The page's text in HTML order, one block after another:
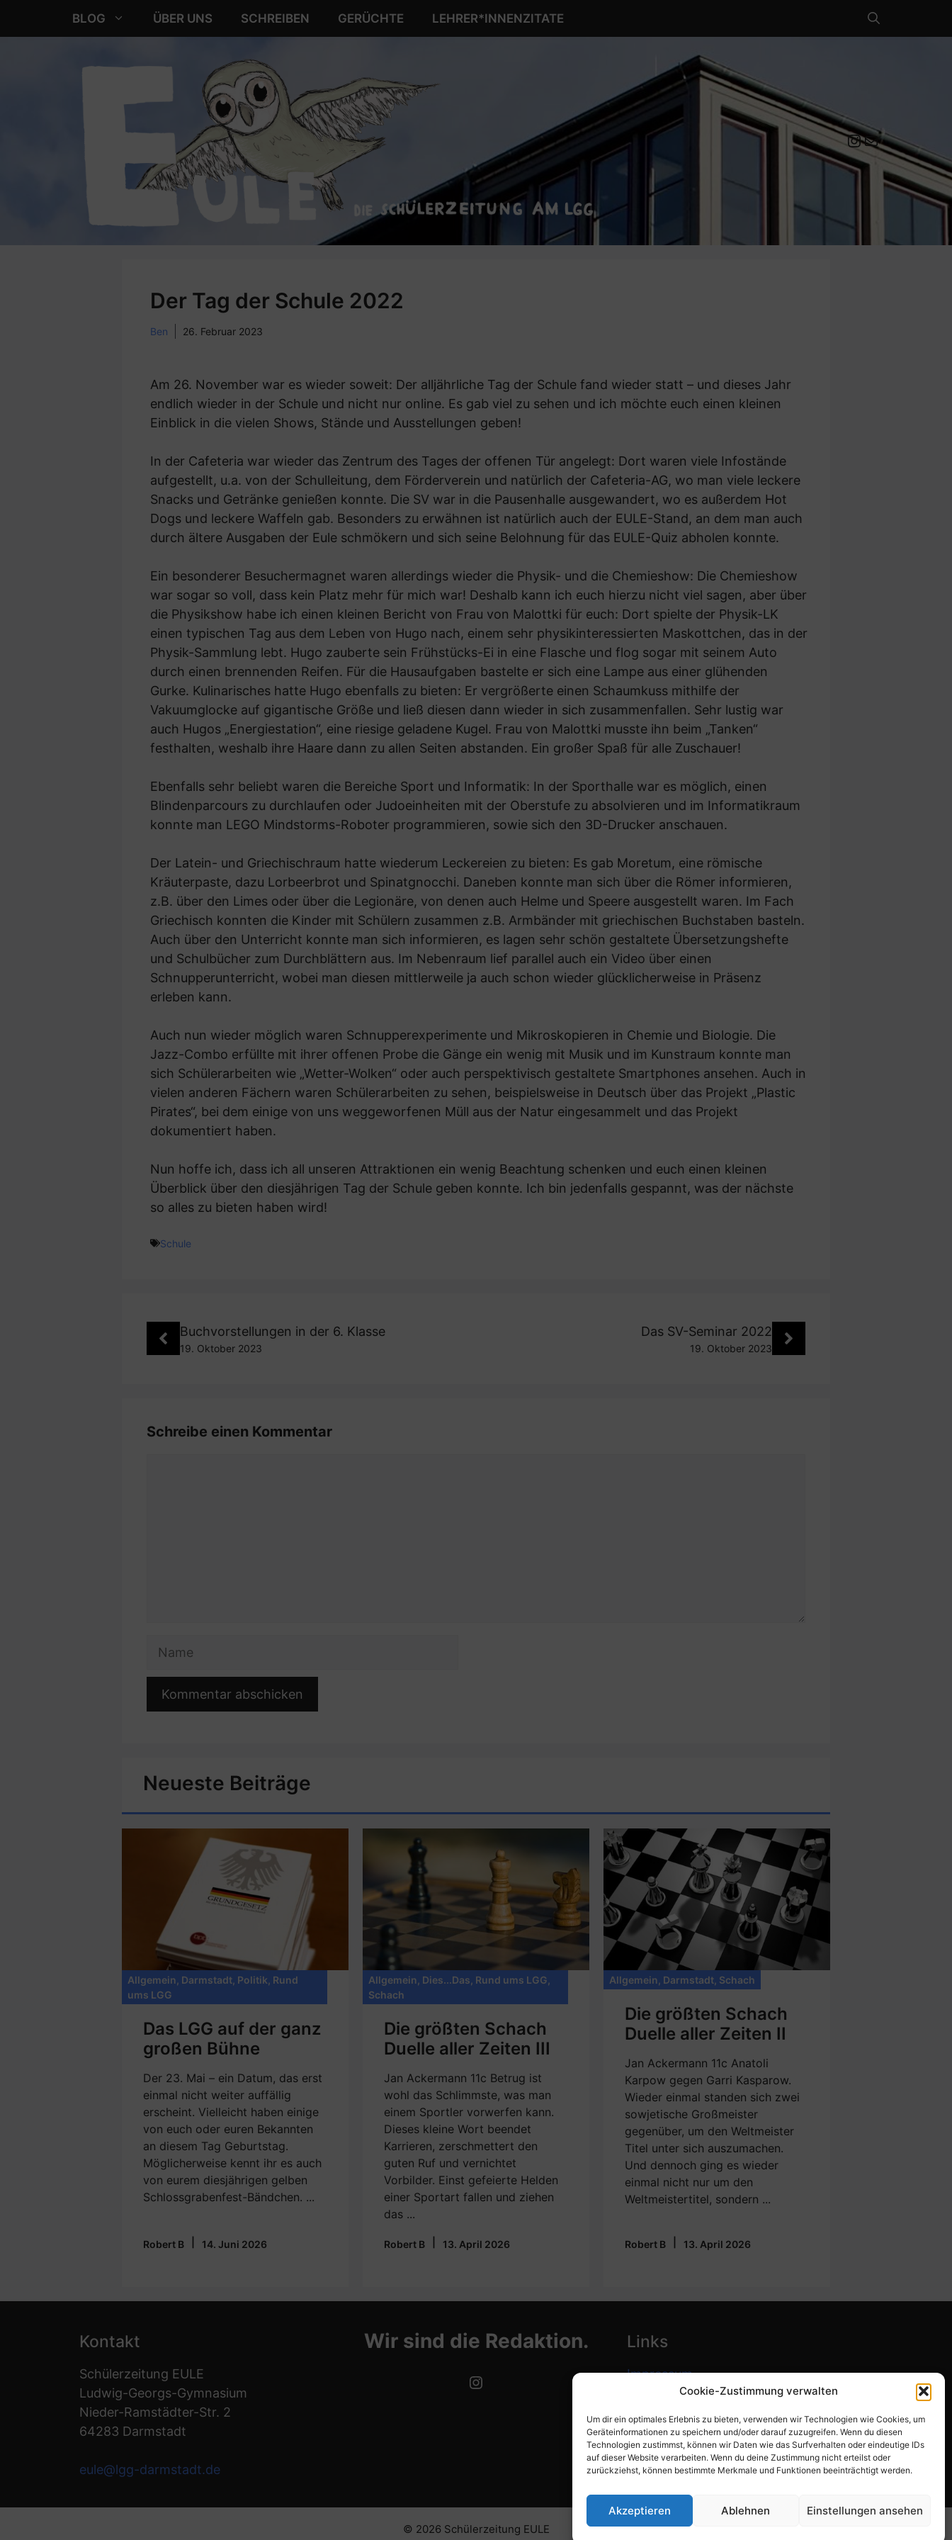
Cookie-Zustimmung verwalten
Um dir ein optimales Erlebnis zu bieten, verwenden wir Technologien wie Cookies, um
Geräteinformationen zu speichern und/oder darauf zuzugreifen. Wenn du diesen
Technologien zustimmst, können wir Daten wie das Surfverhalten oder eindeutige IDs
auf dieser Website verarbeiten. Wenn du deine Zustimmung nicht erteilst oder
zurückziehst, können bestimmte Merkmale und Funktionen beeinträchtigt werden.
Akzeptieren Ablehnen Einstellungen ansehen
BLOG ÜBER UNS SCHREIBEN GERÜCHTE LEHRER*INNENZITATE
Instagram
Mail an die EULE Redaktion
Der Tag der Schule 2022
Ben 26. Februar 2023
Am 26. November war es wieder soweit: Der alljährliche Tag der Schule fand wieder statt – und dieses Jahr
endlich wieder in der Schule und nicht nur online. Es gab viel zu sehen und ich möchte euch einen kleinen
Einblick in die vielen Shows, Stände und Ausstellungen geben!
In der Cafeteria war wieder das Zentrum des Tages der offenen Tür angelegt: Dort waren viele Infostände
aufgestellt, u.a. von der Schulleitung, dem Förderverein und natürlich der Cafeteria-AG, wo man viele leckere
Snacks und Getränke genießen konnte. Die SV war in die Pausenhalle ausgewandert, wo es außerdem Hot
Dogs und leckere Waffeln gab. Besonders zu erwähnen ist natürlich auch der EULE-Stand, an dem man auch
durch ältere Ausgaben der Eule schmökern und sich seine Belohnung für das EULE-Quiz abholen konnte.
Ein besonderer Besuchermagnet waren allerdings wieder die Physik- und die Chemieshow: Die Chemieshow
war sogar so voll, dass kein Platz mehr für mich war! Deshalb kann ich euch hierzu nicht viel sagen, aber über
die Physikshow habe ich einen kleinen Bericht von Frau von Malottki für euch: Dort spielte der Physik-LK
einen typischen Tag aus dem Leben von Hugo nach, einem sehr physikinteressierten Maskottchen, das in der
Physik-Sammlung lebt. Hugo zauberte sein Frühstücks-Ei in eine Flasche und flog sogar mit seinem Auto
durch einen brennenden Reifen. Für die Hausaufgaben bastelte er sich eine Lampe aus einer glühenden
Gurke. Kulinarisches hatte Hugo ebenfalls zu bieten: Er vergrößerte einen Schaumkuss mithilfe der
Vakuumglocke auf gigantische Größe und ließ diesen dann wieder in sich zusammenfallen. Sehr lustig war
auch Hugos „Energiestation“, eine riesige geladene Kugel. Frau von Malottki musste ihn beim „Tanken“
festhalten, weshalb ihre Haare dann zu allen Seiten abstanden. Ein großer Spaß für alle Zuschauer!
Ebenfalls sehr beliebt waren die Bereiche Sport und Informatik: In der Sporthalle war es möglich, einen
Blindenparcours zu durchlaufen oder Judoeinheiten mit der Oberstufe zu absolvieren und im Informatikraum
konnte man LEGO Mindstorms-Roboter programmieren, sowie sich den 3D-Drucker anschauen.
Der Latein- und Griechischraum hatte wiederum Leckereien zu bieten: Es gab Moretum, eine römische
Kräuterpaste, dazu Lorbeerbrot und Spinatgnocchi. Daneben konnte man sich über die Römer informieren,
z.B. über den Limes oder über die Legionäre, von denen auch Helme und Speere ausgestellt waren. Im Fach
Griechisch konnten die Kinder mit Schülern zusammen z.B. Armbänder mit griechischen Buchstaben basteln.
Auch über den Unterricht konnte man sich informieren, es lagen sehr schön gestaltete Übersetzungshefte
und Schulbücher zum Durchblättern aus. Im Nebenraum lief parallel auch ein Video über einen
Schnupperunterricht, wobei man diesen mittlerweile ja auch schon wieder glücklicherweise in Präsenz
erleben kann.
Auch nun wieder möglich waren Schnupperexperimente und Mikroskopieren in Chemie und Biologie. Die
Jazz-Combo erfüllte mit ihrer offenen Probe die Gänge ein wenig mit Musik und im Kunstraum konnte man
sich Schülerarbeiten wie „Wetter-Wolken“ oder auch perspektivisch gestaltete Smartphones ansehen. Auch in
vielen anderen Fächern waren Schülerarbeiten zu sehen, beispielsweise in Deutsch über das Projekt „Plastic
Pirates“, bei dem einige von uns weggeworfenen Müll aus der Natur eingesammelt und das Projekt
dokumentiert haben.
Nun hoffe ich, dass ich all unseren Attraktionen ein wenig Beachtung schenken und euch einen kleinen
Überblick über den diesjährigen Tag der Schule geben konnte. Ich bin jedenfalls gespannt, was der nächste
so alles zu bieten haben wird!
Schule
Buchvorstellungen in der 6. Klasse
19. Oktober 2023
Das SV-Seminar 2022
19. Oktober 2023
Schreibe einen Kommentar
Neueste Beiträge
Allgemein Darmstadt Politik Rund
ums LGG
Das LGG auf der ganz
großen Bühne
Der 23. Mai – ein Datum, das erst
einmal nicht weiter auffällig
erscheint. Vielleicht haben einige
von euch oder euren Bekannten
an diesem Tag Geburtstag.
Möglicherweise kennt ihr es auch
von eurem diesjährigen gelben
Schlossgrabenfest-Bändchen. ...
Robert B 14. Juni 2026
Allgemein Dies...Das Rund ums LGG
Schach
Die größten Schach
Duelle aller Zeiten III
Jan Ackermann 11c Betrug ist
wohl das Schlimmste, was man
einem Sportler vorwerfen kann.
Dieses kleine Wort beendet
Karrieren, zerschmettert den
guten Ruf und vernichtet
Vorbilder. Einst gefeierte Helden
einer Sportart fallen und ziehen
das ...
Robert B 13. April 2026
Allgemein Darmstadt, Schach
Die größten Schach
Duelle aller Zeiten II
Jan Ackermann 11c Anatoli
Karpow gegen Garri Kasparow.
Wieder einmal standen sich zwei
sowjetische Großmeister
gegenüber, um den Weltmeister
Titel unter sich auszumachen.
Und dennoch ging es wieder
einmal nicht nur um den
Weltmeistertitel, sondern ...
Robert B 13. April 2026
Kontakt
Schülerzeitung EULE
Ludwig-Georgs-Gymnasium
Nieder-Ramstädter-Str. 2
64283 Darmstadt
eule@lgg-darmstadt.de
Wir sind die Redaktion.
Instagram
Links
Impressum
Datenschutzerklärung
Cookie-Richtlinie (EU)
© 2026 Schülerzeitung EULE